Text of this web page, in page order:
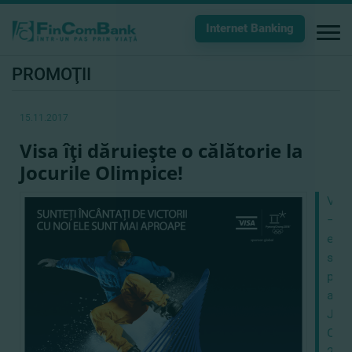
Internet Banking
PROMOŢII
15.11.2017
Visa îţi dăruieşte o călătorie la
Jocurile Olimpice!
Visa
–
este
al